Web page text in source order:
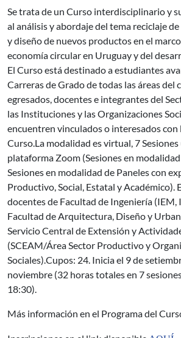
Se trata de un Curso interdisciplinario y
al análisis y abordaje del tema reciclaje
y diseño de nuevos productos en el
economía circular en Uruguay y del
El Curso está destinado a estudiantes
Carreras de Grado de todas las áreas del
egresados, docentes e integrantes del
las Instituciones y las Organizaciones
encuentren vinculados o interesados con
Curso.La modalidad es virtual, 7
plataforma Zoom (Sesiones en modalidad
Sesiones en modalidad de Paneles con
Productivo, Social, Estatal y Académico).
docentes de Facultad de Ingeniería
Facultad de Arquitectura, Diseño y
Servicio Central de Extensión y
(SCEAM/Área Sector Productivo y
Sociales).Cupos: 24. Inicia el 9 de
noviembre (32 horas totales en 7
18:30).
Más información en el Programa del